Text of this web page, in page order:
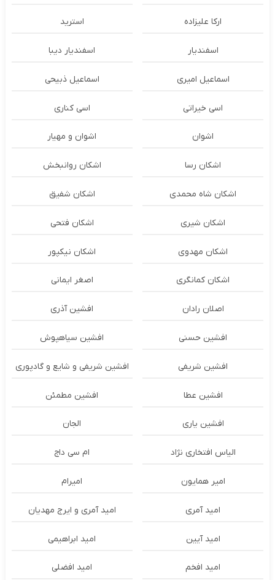
ارکا علیزاده استرید
اسفندیار اسفندیار دیبا
اسماعیل امیری اسماعیل ذبیحی
اسی خیراتی اسی کناری
اشوان اشوان و مهیار
اشکان رسا اشکان روانبخش
اشکان شاه محمدی اشکان شفیق
اشکان شیری اشکان فتحی
اشکان مهدوی اشکان نیکپور
اشکان‌ کمانگری اصغر ایمانی
اصلان رادان افشین آذری
افشین حسنی افشین سیاهپوش
افشین شریفی افشین شریفی و شایع و گادپوری
افشین عطا افشین مطمئن
افشین یاری الجان
الیاس افتخاری نژاد ام سی داج
امير همايون اميرام
امید آمری امید آمری و ایرج مهدیان
امید آیین امید ابراهیمی
امید افخم امید افضلی